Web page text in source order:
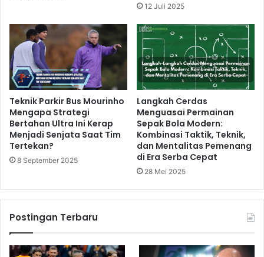
12 Juli 2025
Teknik Parkir Bus Mourinho
Mengapa Strategi
Bertahan Ultra Ini Kerap
Menjadi Senjata Saat Tim
Tertekan?
8 September 2025
Langkah Cerdas
Menguasai Permainan
Sepak Bola Modern:
Kombinasi Taktik, Teknik,
dan Mentalitas Pemenang
di Era Serba Cepat
28 Mei 2025
Postingan Terbaru